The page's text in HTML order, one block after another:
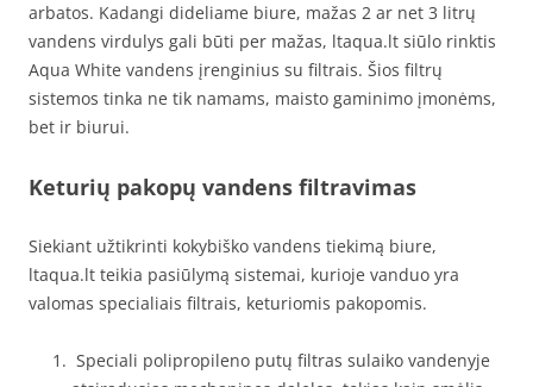
arbatos. Kadangi dideliame biure, mažas 2 ar net 3 litrų
vandens virdulys gali būti per mažas, ltaqua.lt siūlo rinktis
Aqua White vandens įrenginius su filtrais. Šios filtrų
sistemos tinka ne tik namams, maisto gaminimo įmonėms,
bet ir biurui.
Keturių pakopų vandens filtravimas
Siekiant užtikrinti kokybiško vandens tiekimą biure,
ltaqua.lt teikia pasiūlymą sistemai, kurioje vanduo yra
valomas specialiais filtrais, keturiomis pakopomis.
Speciali polipropileno putų filtras sulaiko vandenyje